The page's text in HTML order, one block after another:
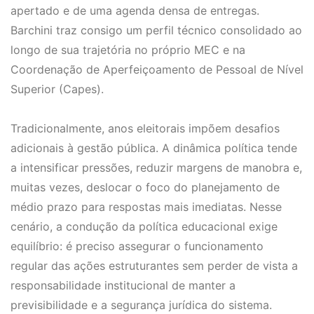
apertado e de uma agenda densa de entregas.
Barchini traz consigo um perfil técnico consolidado ao
longo de sua trajetória no próprio MEC e na
Coordenação de Aperfeiçoamento de Pessoal de Nível
Superior (Capes).
Tradicionalmente, anos eleitorais impõem desafios
adicionais à gestão pública. A dinâmica política tende
a intensificar pressões, reduzir margens de manobra e,
muitas vezes, deslocar o foco do planejamento de
médio prazo para respostas mais imediatas. Nesse
cenário, a condução da política educacional exige
equilíbrio: é preciso assegurar o funcionamento
regular das ações estruturantes sem perder de vista a
responsabilidade institucional de manter a
previsibilidade e a segurança jurídica do sistema.